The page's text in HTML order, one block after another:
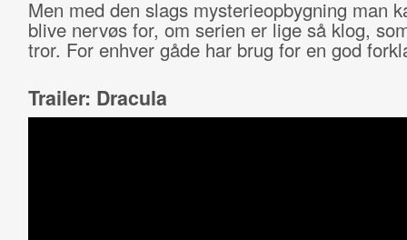
Men med den slags mysterieopbygning man
blive nervøs for, om serien er lige så klog,
tror. For enhver gåde har brug for en god
Trailer: Dracula